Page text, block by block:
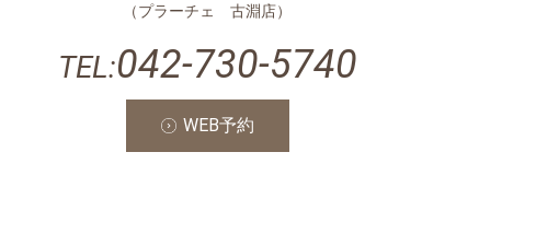
（プラーチェ 古淵店）
TEL:042-730-5740
WEB予約